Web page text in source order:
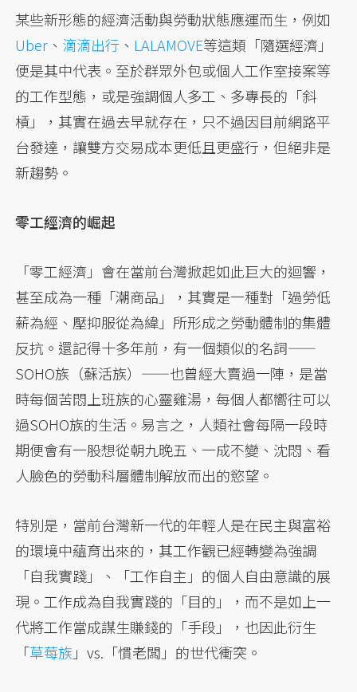
某些新形態的經濟活動與勞動狀態應運而生，例如
Uber 、 滴滴出行 、 LALAMOVE等這類「隨選經濟」
便是其中代表。至於群眾外包或個人工作室接案等
的工作型態，或是強調個人多工、多專長的「斜
槓」，其實在過去早就存在，只不過因目前網路平
台發達，讓雙方交易成本更低且更盛行，但絕非是
新趨勢。
零工經濟的崛起
「零工經濟」會在當前台灣掀起如此巨大的迴響，
甚至成為一種「潮商品」，其實是一種對「過勞低
薪為經、壓抑服從為緯」所形成之勞動體制的集體
反抗。還記得十多年前，有一個類似的名詞——
SOHO族（蘇活族）——也曾經大賣過一陣，是當
時每個苦悶上班族的心靈雞湯，每個人都嚮往可以
過SOHO族的生活。易言之，人類社會每隔一段時
期便會有一股想從朝九晚五、一成不變、沈悶、看
人臉色的勞動科層體制解放而出的慾望。
特別是，當前台灣新一代的年輕人是在民主與富裕
的環境中蘊育出來的，其工作觀已經轉變為強調
「自我實踐」、「工作自主」的個人自由意識的展
現。工作成為自我實踐的「目的」，而不是如上一
代將工作當成謀生賺錢的「手段」，也因此衍生
「草莓族 」vs.「慣老闆」的世代衝突。